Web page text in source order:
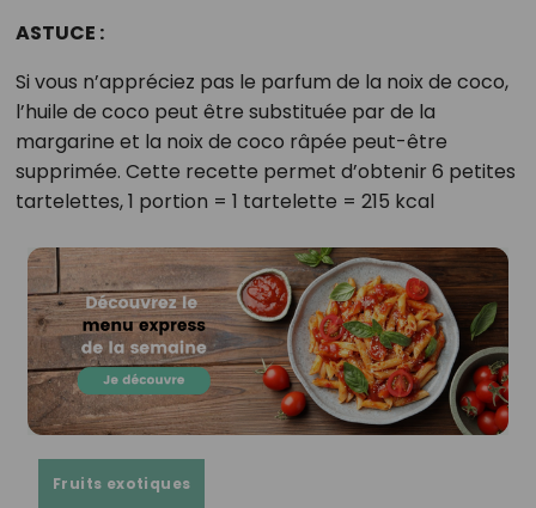
ASTUCE :
Si vous n’appréciez pas le parfum de la noix de coco,
l’huile de coco peut être substituée par de la
margarine et la noix de coco râpée peut-être
supprimée. Cette recette permet d’obtenir 6 petites
tartelettes, 1 portion = 1 tartelette = 215 kcal
Fruits exotiques